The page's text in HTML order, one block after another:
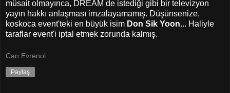
müsait olmayınca, DREAM de istediği gibi bir televizyon
yayın hakkı anlaşması imzalayamamış. Düşünsenize,
koskoca event'teki en büyük isim Don Sik Yoon... Haliyle
taraflar event'i iptal etmek zorunda kalmış.
Can Evrenol
Paylaş